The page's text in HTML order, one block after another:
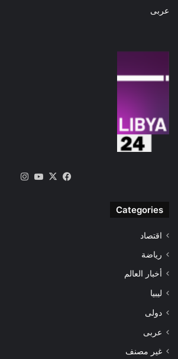
عربى
فيسبوك
‫X
‫YouTube
Categories
اقتصاد
رياضة
أخبار العالم
ليبيا
دولى
عربى
غير مصنف